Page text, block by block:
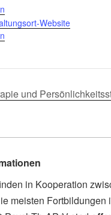
Website
und
in Kooperation
meisten Fortbildungen